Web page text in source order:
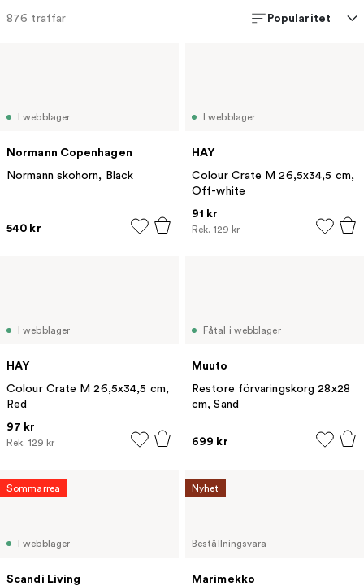
876 träffar Popularitet
I webblager
Normann Copenhagen
Normann skohorn, Black
540 kr
I webblager
HAY
Colour Crate M 26,5x34,5 cm,
Off-white
91 kr
Rek. 129 kr
I webblager
HAY
Colour Crate M 26,5x34,5 cm,
Red
97 kr
Rek. 129 kr
Fåtal i webblager
Muuto
Restore förvaringskorg 28x28
cm, Sand
699 kr
I webblager
Scandi Living
Sommarrea
Beställningsvara
Marimekko
Nyhet